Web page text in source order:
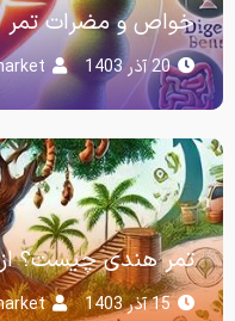
خواص و مضرات تمر
20 آذر 1403
تمر هندی چیست؟
15 آذر 1403 Ehsanmarket